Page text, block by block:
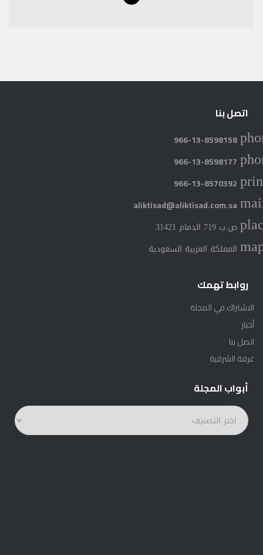
Twitter
اتصل بنا
966-13-8598158
966-13-8598177
966-13-8570392
aliktisad@aliktisad.com.sa
ص.ب 719 الدمام 31421
المملكة العربية السعودية
روابط تهمك
الاشتراك في المجلة
أخبار
اتصل بنا
غرفة الشرقية
أبواب المجلة
أبواب
المجلة